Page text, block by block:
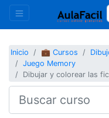
Inicio 💼 Cursos
Juego Memory
Dibujar y colorear las